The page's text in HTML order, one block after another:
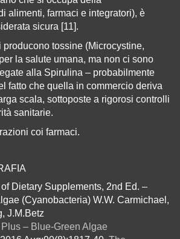
alimenti, farmaci e integratori), è
sicura [11].
producono tossine (Microcystine,
la salute umana, ma non ci sono
alla Spirulina – probabilmente
fatto che quella in commercio deriva
scala, sottoposte a rigorosi controlli
sanitarie.
coi farmaci.
Dietary Supplements, 2nd Ed. –
(Cyanobacteria) W.W. Carmichael,
J.M.Betz
– Blue-Green Algae